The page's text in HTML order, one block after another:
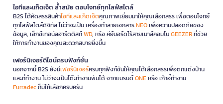
ไอทีและแก็ดเจ็ต ล้ำสมัย ตอบโจทย์ทุกไลฟ์สไตล์
B2S ได้คัดสรรสินค้าไอทีและแก็ดเจ็ตคุณภาพเยี่ยมมาให้คุณเลือกสรร เพื่อตอบโจทย์
ทุกไลฟ์สไตล์ดิจิทัล ไม่ว่าจะเป็น เครื่องทำลายเอกสารNEOเพื่อความปลอดภัยของ
ข้อมูล, เอ็กซ์เทอนัลฮาร์ดดิสก์WD, หรือ คีย์บอร์ดไร้สายเมาส์คอมโบGEEZERที่ช่วย
ให้การทำงานของคุณสะดวกสบายยิ่งขึ้น
เฟอร์นิเจอร์ดีไซน์ครบฟังก์ชั่น
นอกจากนี้ B2S ยังมีเฟอร์นิเจอร์ครบทุกฟังก์ชันให้คุณได้เลือกสรรเพื่อตกแต่งบ้าน
และที่ทำงาน ไม่ว่าจะเป็นโต๊ะทำงานพับได้ จากแบรนด์ONEหรือ เก้าอี้ทำงาน
Furradecก็มีให้เลือกครบครัน